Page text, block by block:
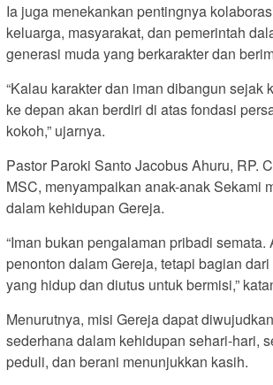
Ia juga menekankan pentingnya
keluarga, masyarakat, dan pemerintah
generasi muda yang berkarakter dan
“Kalau karakter dan iman dibangun sejak
ke depan akan berdiri di atas fondasi
kokoh,” ujarnya.
Pastor Paroki Santo Jacobus Ahuru, RP.
MSC, menyampaikan anak-anak Sekami
dalam kehidupan Gereja.
“Iman bukan pengalaman pribadi semata.
penonton dalam Gereja, tetapi bagian
yang hidup dan diutus untuk bermisi,”
Menurutnya, misi Gereja dapat
sederhana dalam kehidupan sehari-hari,
peduli, dan berani menunjukkan kasih.